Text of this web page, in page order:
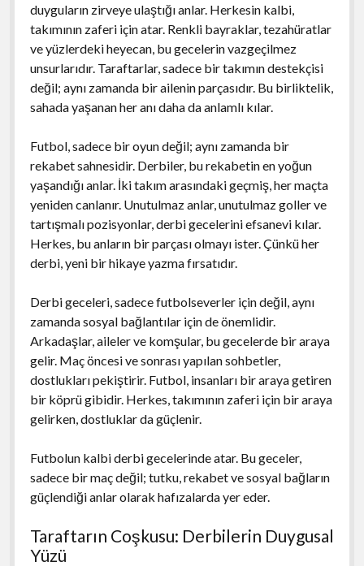
duyguların zirveye ulaştığı anlar. Herkesin kalbi,
takımının zaferi için atar. Renkli bayraklar, tezahüratlar
ve yüzlerdeki heyecan, bu gecelerin vazgeçilmez
unsurlarıdır. Taraftarlar, sadece bir takımın destekçisi
değil; aynı zamanda bir ailenin parçasıdır. Bu birliktelik,
sahada yaşanan her anı daha da anlamlı kılar.
Futbol, sadece bir oyun değil; aynı zamanda bir
rekabet sahnesidir. Derbiler, bu rekabetin en yoğun
yaşandığı anlar. İki takım arasındaki geçmiş, her maçta
yeniden canlanır. Unutulmaz anlar, unutulmaz goller ve
tartışmalı pozisyonlar, derbi gecelerini efsanevi kılar.
Herkes, bu anların bir parçası olmayı ister. Çünkü her
derbi, yeni bir hikaye yazma fırsatıdır.
Derbi geceleri, sadece futbolseverler için değil, aynı
zamanda sosyal bağlantılar için de önemlidir.
Arkadaşlar, aileler ve komşular, bu gecelerde bir araya
gelir. Maç öncesi ve sonrası yapılan sohbetler,
dostlukları pekiştirir. Futbol, insanları bir araya getiren
bir köprü gibidir. Herkes, takımının zaferi için bir araya
gelirken, dostluklar da güçlenir.
Futbolun kalbi derbi gecelerinde atar. Bu geceler,
sadece bir maç değil; tutku, rekabet ve sosyal bağların
güçlendiği anlar olarak hafızalarda yer eder.
Taraftarın Coşkusu: Derbilerin Duygusal
Yüzü